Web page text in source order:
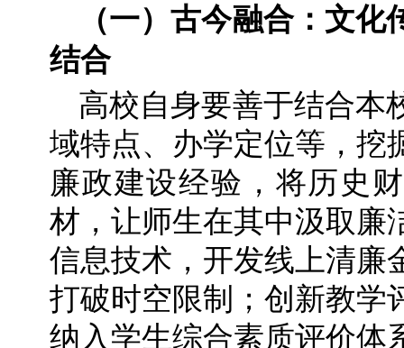
（一）古今融合：文
结合
高校自身要善于结合本
域特点、办学定位等，挖
廉政建设经验，将历史
材，让师生在其中汲取廉
信息技术，开发线上清廉
打破时空限制；创新教学
纳入学生综合素质评价体